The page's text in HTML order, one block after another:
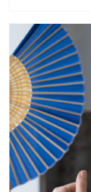
volta durante la
mantenere …